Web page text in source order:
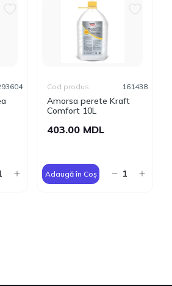
Amorsa perete Kraft
Comfort 10L
Cod produs: 161438
403.00 MDL
Adaugă în Coș